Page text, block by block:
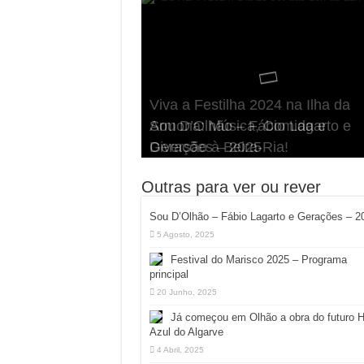
Sou D’Olhão – Fábio Lagarto e
Gerações – 2025
Viva a Festilha 2024 na Ilha da
Armona: Música, Comida e
Diversão à Beira-Ria!
Taphani X Benkest: Vídeo Musical
na Ilha da Armona
Fábio Lagarto e Gerações
“Lavar a Loiça” na Ilha dos
Hangares
Festival Pirata 2024 Invade
Quatro Dias Mais Um de
Diversão!
Outras para ver ou rever
Sou D’Olhão – Fábio Lagarto e Gerações –
5 Agosto, 2025
Festival do Marisco 2025 – Programa
principal
20 Junho, 2025
Já começou em Olhão a obra do futuro
Azul do Algarve
4 Abril, 2025